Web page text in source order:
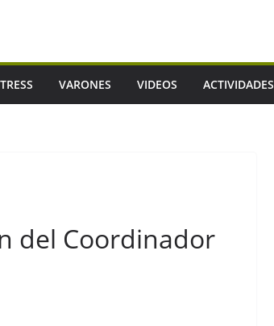
VARONES VIDEOS ACTIVIDADES
del Coordinador